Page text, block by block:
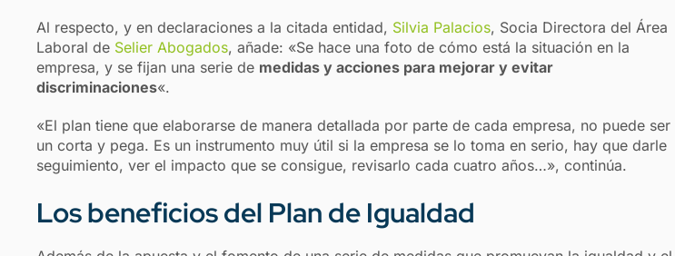
Al respecto, y en declaraciones a la citada entidad, Silvia Palacios, Socia Directora del Área
Laboral de Selier Abogados, añade: «Se hace una foto de cómo está la situación en la
empresa, y se fijan una serie de medidas y acciones para mejorar y evitar
discriminaciones«.
«El plan tiene que elaborarse de manera detallada por parte de cada empresa, no puede ser
un corta y pega. Es un instrumento muy útil si la empresa se lo toma en serio, hay que darle
seguimiento, ver el impacto que se consigue, revisarlo cada cuatro años…», continúa.
Los beneficios del Plan de Igualdad